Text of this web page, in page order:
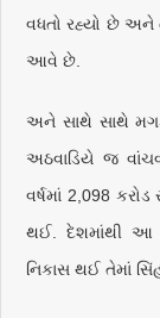
વધતો રહ્યો છે અને
આવે છે.
અને સાથે સાથે
અઠવાડિયે જ
વર્ષમાં 2,098
થઈ. દેશમાંથી આ
નિકાસ થઈ તેમાં